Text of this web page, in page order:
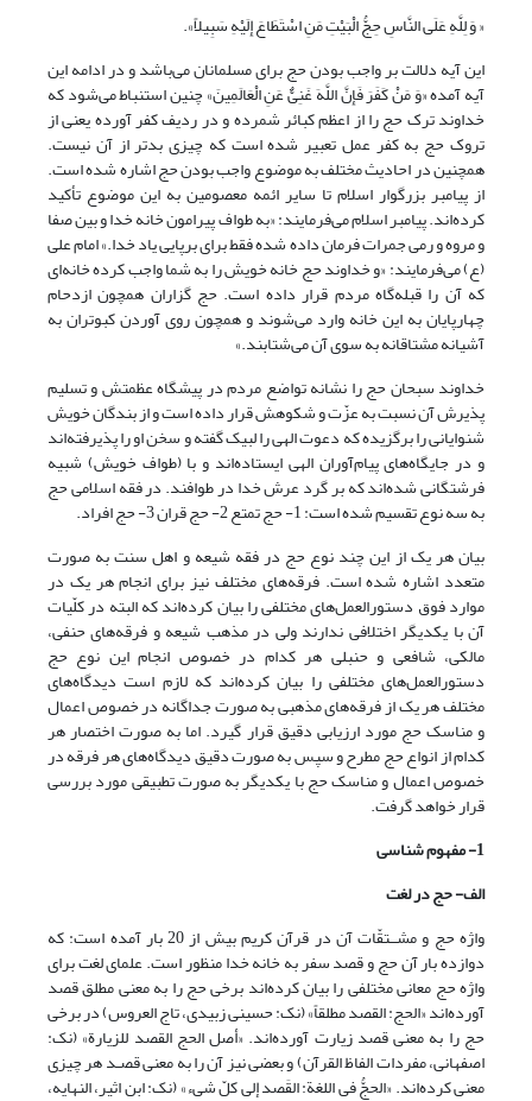
« وَ لِلَّهِ عَلَى النَّاسِ حِجُّ الْبَیْتِ مَنِ اسْتَطَاعَ إِلَیْهِ سَبِیلاً».
این آیه دلالت بر واجب بودن حج برای مسلمانان می‌باشد و در ادامه این
آیه آمده «وَ مَنْ کَفَرَ فَإِنَّ اللَّهَ غَنِیٌّ عَنِ الْعَالَمِینَ» چنین استنباط می‌شود که
خداوند ترک حج را از اعظم کبائر شمرده و در ردیف کفر آورده یعنی از
تروک حج به کفر عمل تعبیر شده است که چیزی بدتر از آن نیست.
همچنین در احادیث مختلف به موضوع واجب بودن حج اشاره شده است.
از پیامبر بزرگوار اسلام تا سایر ائمه معصومین به این موضوع تأکید
کرده‌اند. پیامبر اسلام می‌فرمایند: «به طواف پیرامون خانه خدا و بین صفا
و مروه و رمی جمرات فرمان داده شده فقط برای برپایی یاد خدا.» امام علی
(ع) می‌فرمایند: «و خداوند حج خانه خویش را به شما واجب کرده خانه‌ای
که آن را قبله‌گاه مردم قرار داده است. حج گزاران همچون ازدحام
چهارپایان به این خانه وارد می‌شوند و همچون روی آوردن کبوتران به
آشیانه مشتاقانه به سوی آن می‌شتابند.»
خداوند سبحان حج را نشانه تواضع مردم در پیشگاه عظمتش و تسلیم
پذیرش آن نسبت به عزّت و شکوهش قرار داده است و از بندگان خویش
شنوایانی را برگزیده که دعوت الهی را لبیک گفته و سخن او را پذیرفته‌اند
و در جایگاه‌های پیام‌آوران الهی ایستاده‌اند و با (طواف خویش) شبیه
فرشتگانی شده‌اند که بر گرد عرش خدا در طوافند. در فقه اسلامی حج
به سه نوع تقسیم شده است: 1- حج تمتع 2- حج قران 3- حج افراد.
بیان هر یک از این چند نوع حج در فقه شیعه و اهل سنت به صورت
متعدد اشاره شده است. فرقه‌های مختلف نیز برای انجام هر یک در
موارد فوق دستورالعمل‌های مختلفی را بیان کرده‌اند که البته در کلّیات
آن با یکدیگر اختلافی ندارند ولی در مذهب شیعه و فرقه‌های حنفی،
مالکی، شافعی و حنبلی هر کدام در خصوص انجام این نوع حج
دستورالعمل‌های مختلفی را بیان کرده‌اند که لازم است دیدگاه‌های
مختلف هر یک از فرقه‌های مذهبی به صورت جداگانه در خصوص اعمال
و مناسک حج مورد ارزیابی دقیق قرار گیرد. اما به صورت اختصار هر
کدام از انواع حج مطرح و سپس به صورت دقیق دیدگاه‌های هر فرقه در
خصوص اعمال و مناسک حج با یکدیگر به صورت تطبیقی مورد بررسی
قرار خواهد گرفت.
1- مفهوم شناسی
الف- حج در لغت
واژه حج و مشــتقّات آن در قرآن کریم بیش از 20 بار آمده است: که
دوازده بار آن حج و قصد سفر به خانه خدا منظور است. علمای لغت برای
واژه حج معانی مختلفی را بیان کرده‌اند برخی حج را به معنی مطلق قصد
آورده‌اند «الحج: القصد مطلقاً» (نک: حسینی زبیدی، تاج العروس) در برخی
حج را به معنی قصد زیارت آورده‌اند. «أصل الحج القصد للزیارة» (نک:
اصفهانی، مفردات الفاظ القرآن) و بعضی نیز آن را به معنی قصـد هر چیزی
معنی کرده‌اند. «الحجُّ فی اللغة: القَصد إلی کلّ شیء» (نک: ابن اثیر، النهایه،